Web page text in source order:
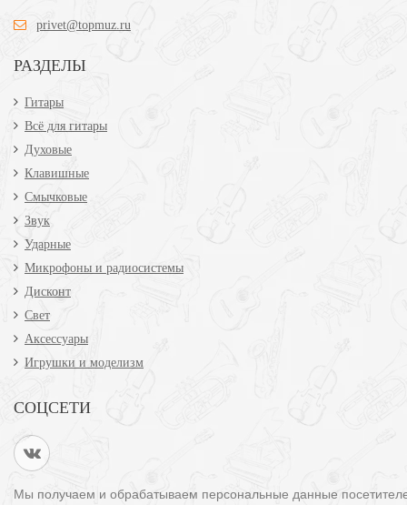
privet@topmuz.ru
РАЗДЕЛЫ
Гитары
Всё для гитары
Духовые
Клавишные
Смычковые
Звук
Ударные
Микрофоны и радиосистемы
Дисконт
Свет
Аксессуары
Игрушки и моделизм
СОЦСЕТИ
Мы получаем и обрабатываем персональные данные